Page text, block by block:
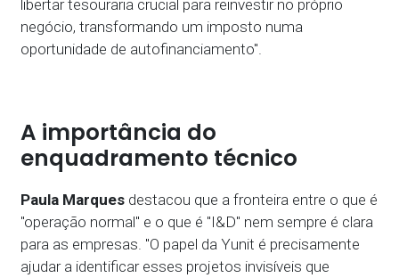
libertar tesouraria crucial para reinvestir no próprio
negócio, transformando um imposto numa
oportunidade de autofinanciamento".
A importância do
enquadramento técnico
Paula Marques destacou que a fronteira entre o que é
"operação normal" e o que é "I&D" nem sempre é clara
para as empresas. "O papel da Yunit é precisamente
ajudar a identificar esses projetos invisíveis que